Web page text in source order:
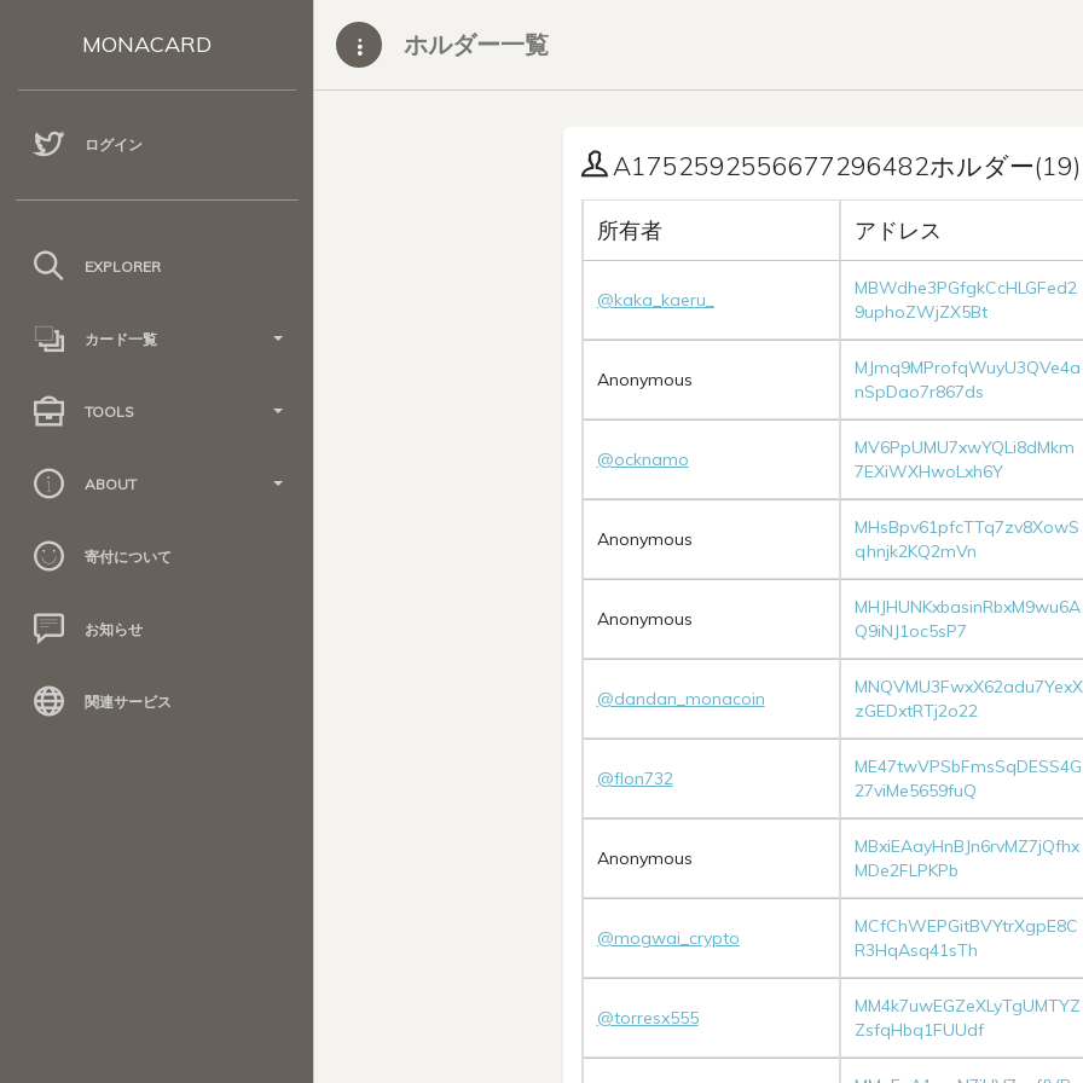
MONACARD
ログイン
EXPLORER
カード一覧
TOOLS
ABOUT
寄付について
お知らせ
関連サービス
ホルダー一覧
A1752592556677296482ホルダー(19)
所有者 アドレス
@kaka_kaeru_
MBWdhe3PGfgkCcHLGFed2
9uphoZWjZX5Bt
Anonymous
MJmq9MProfqWuyU3QVe4a
nSpDao7r867ds
@ocknamo
MV6PpUMU7xwYQLi8dMkm
7EXiWXHwoLxh6Y
Anonymous
MHsBpv61pfcTTq7zv8XowS
qhnjk2KQ2mVn
Anonymous
MHJHUNKxbasinRbxM9wu6A
Q9iNJ1oc5sP7
@dandan_monacoin
MNQVMU3FwxX62adu7YexX
zGEDxtRTj2o22
@flon732
ME47twVPSbFmsSqDESS4G
27viMe5659fuQ
Anonymous
MBxiEAayHnBJn6rvMZ7jQfhx
MDe2FLPKPb
@mogwai_crypto
MCfChWEPGitBVYtrXgpE8C
R3HqAsq41sTh
@torresx555
MM4k7uwEGZeXLyTgUMTYZ
ZsfqHbq1FUUdf